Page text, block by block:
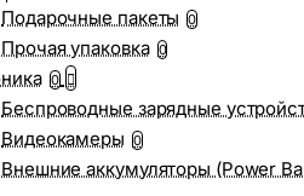
Подарочные пакеты 0
Прочая упаковка 0
0
Беспроводные зарядные
Видеокамеры 0
Внешние аккумуляторы (Power